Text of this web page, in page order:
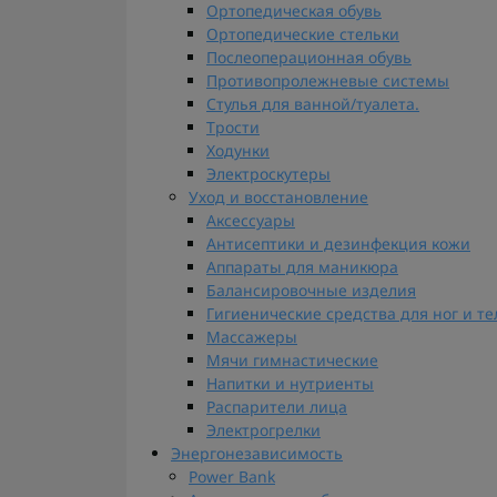
Ортопедическая обувь
Ортопедические стельки
Послеоперационная обувь
Противопролежневые системы
Стулья для ванной/туалета.
Трости
Ходунки
Электроскутеры
Уход и восстановление
Аксессуары
Антисептики и дезинфекция кожи
Аппараты для маникюра
Балансировочные изделия
Гигиенические средства для ног и
Массажеры
Мячи гимнастические
Напитки и нутриенты
Распарители лица
Электрогрелки
Энергонезависимость
Power Bank